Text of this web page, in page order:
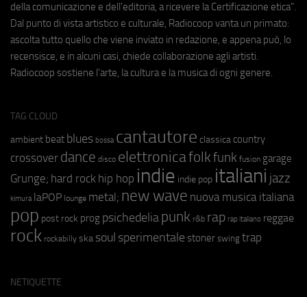
della comunicazione e dell'editoria, a ricevere la Certificazione etica".
Dal punto di vista artistico e culturale, Radiocoop vanta un primato:
ascolta tutto quello che viene inviato in redazione, e appena può, lo
recensisce, e in alcuni casi, chiede collaborazione agli artisti.
Radiocoop sostiene l'arte, la cultura e la musica di ogni genere.
TAG CLOUD
ambient beat blues bossa cantautore classica country
crossover dance disco elettronicafolkfunk fusion garage
Grunge; hard rock hip hop indie indie pop italiani jazz
kimura laPOP lounge metal; new wave nuova musica italiana
pop post rock prog psichedeliapunk r&b rap rap italiano reggae
rock rockabilly ska soul sperimentale stoner swing trap
NETIQUETTE